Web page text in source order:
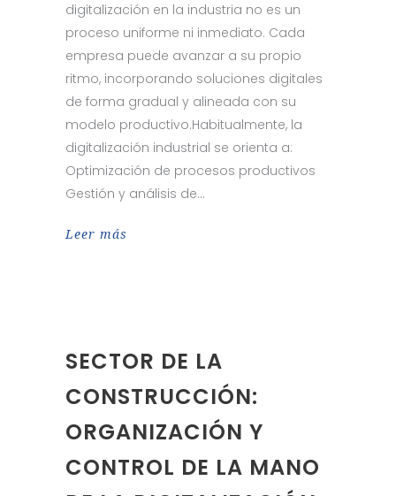
digitalización en la industria no es un
proceso uniforme ni inmediato. Cada
empresa puede avanzar a su propio
ritmo, incorporando soluciones digitales
de forma gradual y alineada con su
modelo productivo.Habitualmente, la
digitalización industrial se orienta a:
Optimización de procesos productivos
Gestión y análisis de
Leer más
SECTOR DE LA
CONSTRUCCIÓN:
ORGANIZACIÓN Y
CONTROL DE LA MANO